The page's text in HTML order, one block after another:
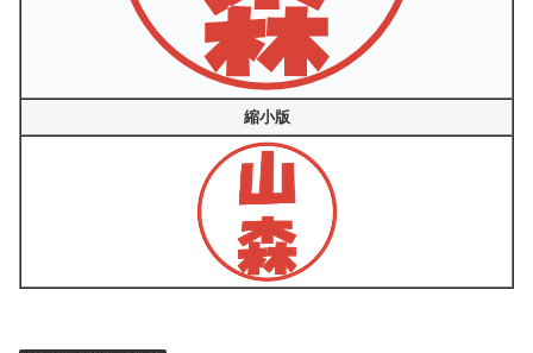
縮小版